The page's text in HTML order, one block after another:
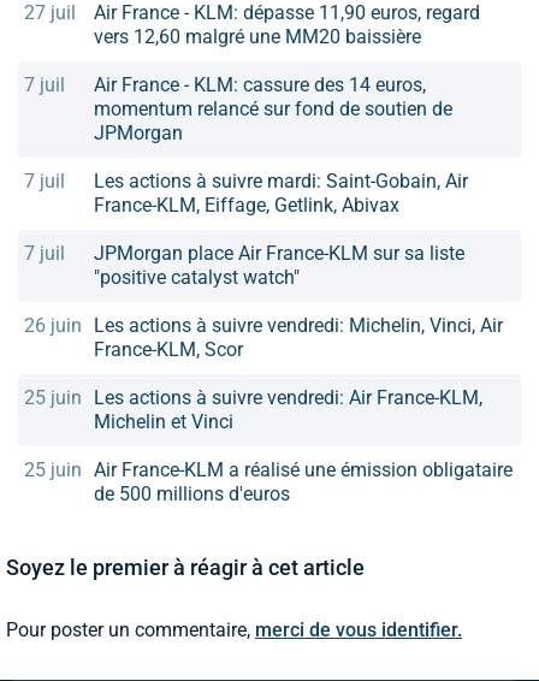
27 juil
Air France - KLM: dépasse 11,90 euros, regard
vers 12,60 malgré une MM20 baissière
7 juil
Air France - KLM: cassure des 14 euros,
momentum relancé sur fond de soutien de
JPMorgan
7 juil
Les actions à suivre mardi: Saint-Gobain, Air
France-KLM, Eiffage, Getlink, Abivax
7 juil
JPMorgan place Air France-KLM sur sa liste
"positive catalyst watch"
26 juin
Les actions à suivre vendredi: Michelin, Vinci, Air
France-KLM, Scor
25 juin
Les actions à suivre vendredi: Air France-KLM,
Michelin et Vinci
25 juin Air France-KLM a réalisé une émission obligataire
de 500 millions d'euros
Soyez le premier à réagir à cet article
Pour poster un commentaire, merci de vous identifier.